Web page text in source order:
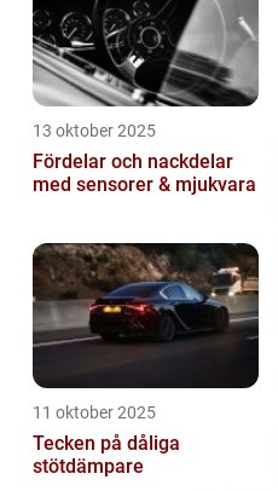
13 oktober 2025
Fördelar och nackdelar
med sensorer & mjukvara
11 oktober 2025
Tecken på dåliga
stötdämpare